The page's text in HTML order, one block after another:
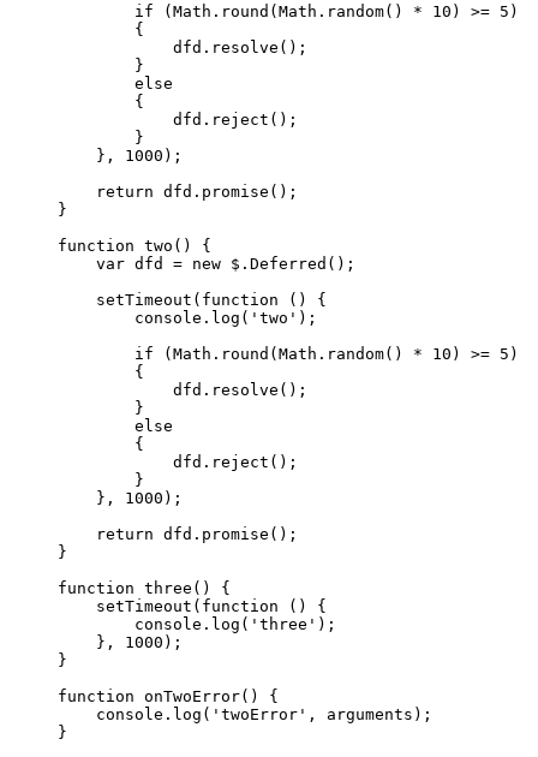
        if (Math.round(Math.random() * 10) >= 5)
        {
            dfd.resolve();
        }
        else
        {
            dfd.reject();
        }
    }, 1000);
    return dfd.promise();
}
function two() {
    var dfd = new $.Deferred();
    setTimeout(function () {
        console.log('two');
        if (Math.round(Math.random() * 10) >= 5)
        {
            dfd.resolve();
        }
        else
        {
            dfd.reject();
        }
    }, 1000);
    return dfd.promise();
}
function three() {
    setTimeout(function () {
        console.log('three');
    }, 1000);
}
function onTwoError() {
    console.log('twoError', arguments);
}